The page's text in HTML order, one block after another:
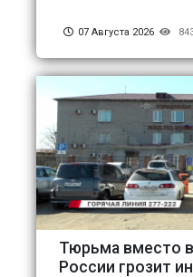
07 Августа 2026
Тюрьма вместо
России грозит